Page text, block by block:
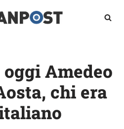
Amedeo
chi era